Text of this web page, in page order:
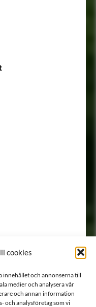
cookies
innehållet och annonserna till
medier och analysera vår
och annan information
och analysföretag som vi